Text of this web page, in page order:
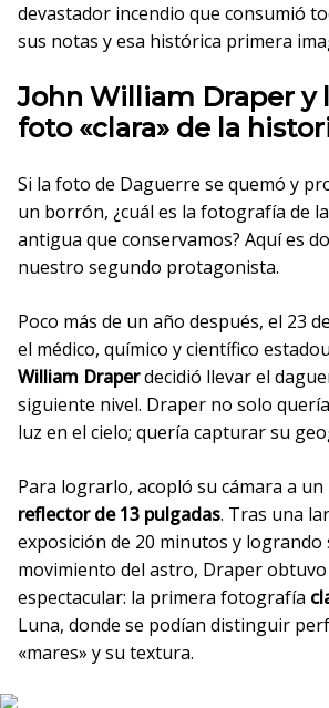
devastador incendio que consumió
sus notas y esa histórica primera
John William Draper y
foto «clara» de la
Si la foto de Daguerre se quemó y
un borrón, ¿cuál es la fotografía de
antigua que conservamos? Aquí es
nuestro segundo protagonista.
Poco más de un año después, el 23
el médico, químico y científico
William Draperdecidió llevar el
siguiente nivel. Draper no solo
luz en el cielo; quería capturar su
Para lograrlo, acopló su cámara a un
reflector de 13 pulgadas. Tras una
exposición de 20 minutos y logrando
movimiento del astro, Draper
espectacular: la primera fotografía
Luna, donde se podían distinguir
«mares» y su textura.